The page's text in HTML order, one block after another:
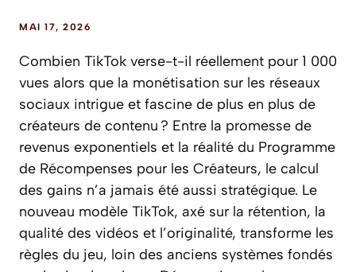
MAI 17, 2026
Combien TikTok verse-t-il réellement pour 1 000
vues alors que la monétisation sur les réseaux
sociaux intrigue et fascine de plus en plus de
créateurs de contenu ? Entre la promesse de
revenus exponentiels et la réalité du Programme
de Récompenses pour les Créateurs, le calcul
des gains n’a jamais été aussi stratégique. Le
nouveau modèle TikTok, axé sur la rétention, la
qualité des vidéos et l’originalité, transforme les
règles du jeu, loin des anciens systèmes fondés